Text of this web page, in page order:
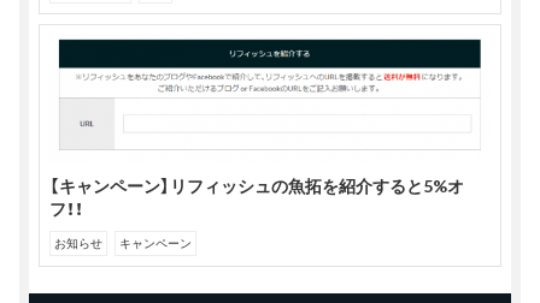
【キャンペーン】リフィッシュの魚拓を紹介すると5%オ
フ！！
お知らせ キャンペーン